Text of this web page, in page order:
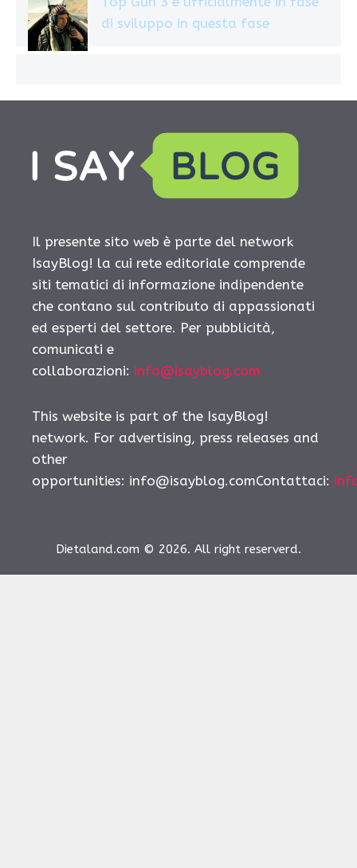
di sviluppo in questa fase
Il presente sito web è parte del network
IsayBlog! la cui rete editoriale comprende
siti tematici di informazione indipendente
che contano sul contributo di appassionati
ed esperti del settore. Per pubblicità,
comunicati e
collaborazioni: info@isayblog.com
This website is part of the IsayBlog!
network. For advertising, press releases and
other
opportunities: info@isayblog.comContattaci:
Dietaland.com © 2026. All right reserverd.